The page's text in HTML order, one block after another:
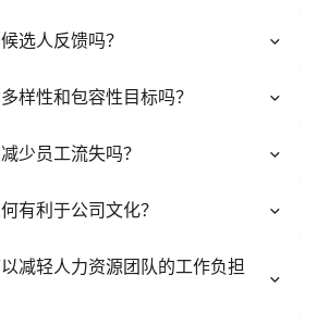
选人反馈吗？
样性和包容性目标吗？
少员工流失吗？
有利于公司文化？
减轻人力资源团队的工作负担